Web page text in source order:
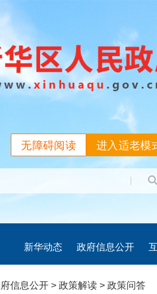
进入适老模
无障碍阅读
新华动态 政府信息公开
信息公开 > 政策解读 > 政策问答